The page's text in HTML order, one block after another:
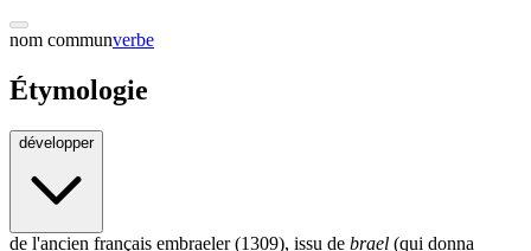
nom communverbe
Étymologie
développer
de l'ancien français embraeler (1309), issu de brael (qui donna